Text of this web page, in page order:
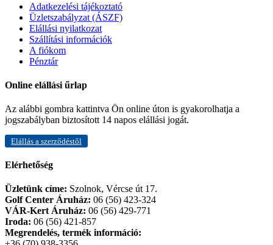
Adatkezelési tájékoztató
Üzletszabályzat (ÁSZF)
Elállási nyilatkozat
Szállítási információk
A fiókom
Pénztár
Online elállási űrlap
Az alábbi gombra kattintva Ön online úton is gyakorolhatja a
jogszabályban biztosított 14 napos elállási jogát.
Elállás a szerződéstől
Elérhetőség
Üzletünk címe: Szolnok, Vércse út 17.
Golf Center Áruház: 06 (56) 423-324
VÁR-Kert Áruház: 06 (56) 429-771
Iroda: 06 (56) 421-857
Megrendelés, termék információ: